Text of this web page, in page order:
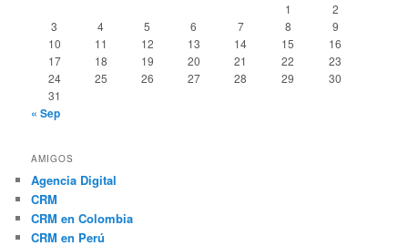
1
2
3
4 5 6 7 8
9
10
11 12 13 14 15
16
17
18 19 20 21 22
23
24
25 26 27 28 29
30
31
« Sep
AMIGOS
Agencia Digital
CRM
CRM en Colombia
CRM en Perú